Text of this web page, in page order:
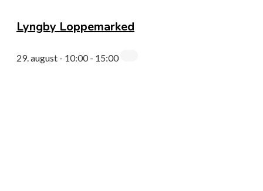
Lyngby Loppemarked
29. august - 10:00- 15:00